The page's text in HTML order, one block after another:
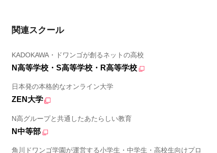
関連スクール
KADOKAWA・ドワンゴが創るネットの高校
N高等学校・S高等学校・R高等学校
日本発の本格的なオンライン大学
ZEN大学
N高グループと共通したあたらしい教育
N中等部
角川ドワンゴ学園が運営する小学生・中学生・高校生向けプロ